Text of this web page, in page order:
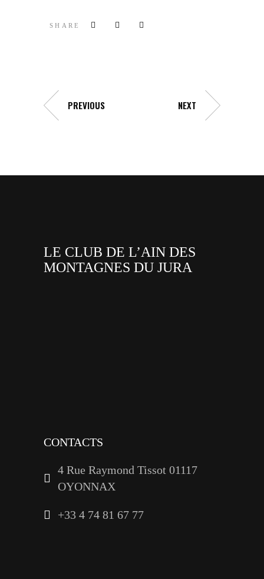
SHARE
PREVIOUS NEXT
LE CLUB DE L’AIN DES
MONTAGNES DU JURA
CONTACTS
4 Rue Raymond Tissot 01117
OYONNAX
+33 4 74 81 67 77